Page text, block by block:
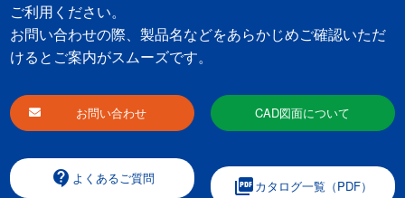
ご利用ください。
お問い合わせの際、製品名などをあらかじめご確認いただ
けるとご案内がスムーズです。
お問い合わせ CAD図面について
contact_support よくあるご質問 picture_as_pdfカタログ一覧（PDF）